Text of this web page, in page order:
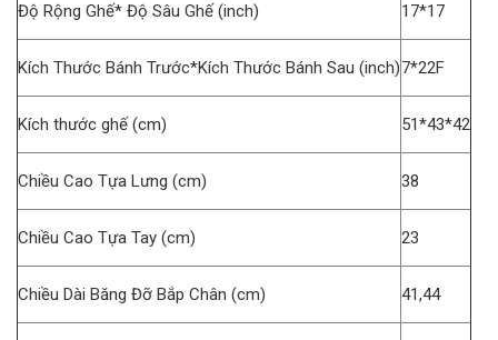
Độ Rộng Ghế* Độ Sâu Ghế (inch) 17*17
Kích Thước Bánh Trước*Kích Thước Bánh Sau (inch)7*22F
Kích thước ghế (cm) 51*43*42
Chiều Cao Tựa Lưng (cm) 38
Chiều Cao Tựa Tay (cm) 23
Chiều Dài Băng Đỡ Bắp Chân (cm) 41,44